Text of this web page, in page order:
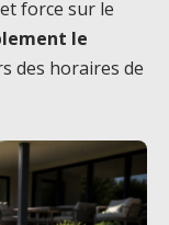
force sur le
le
des horaires de